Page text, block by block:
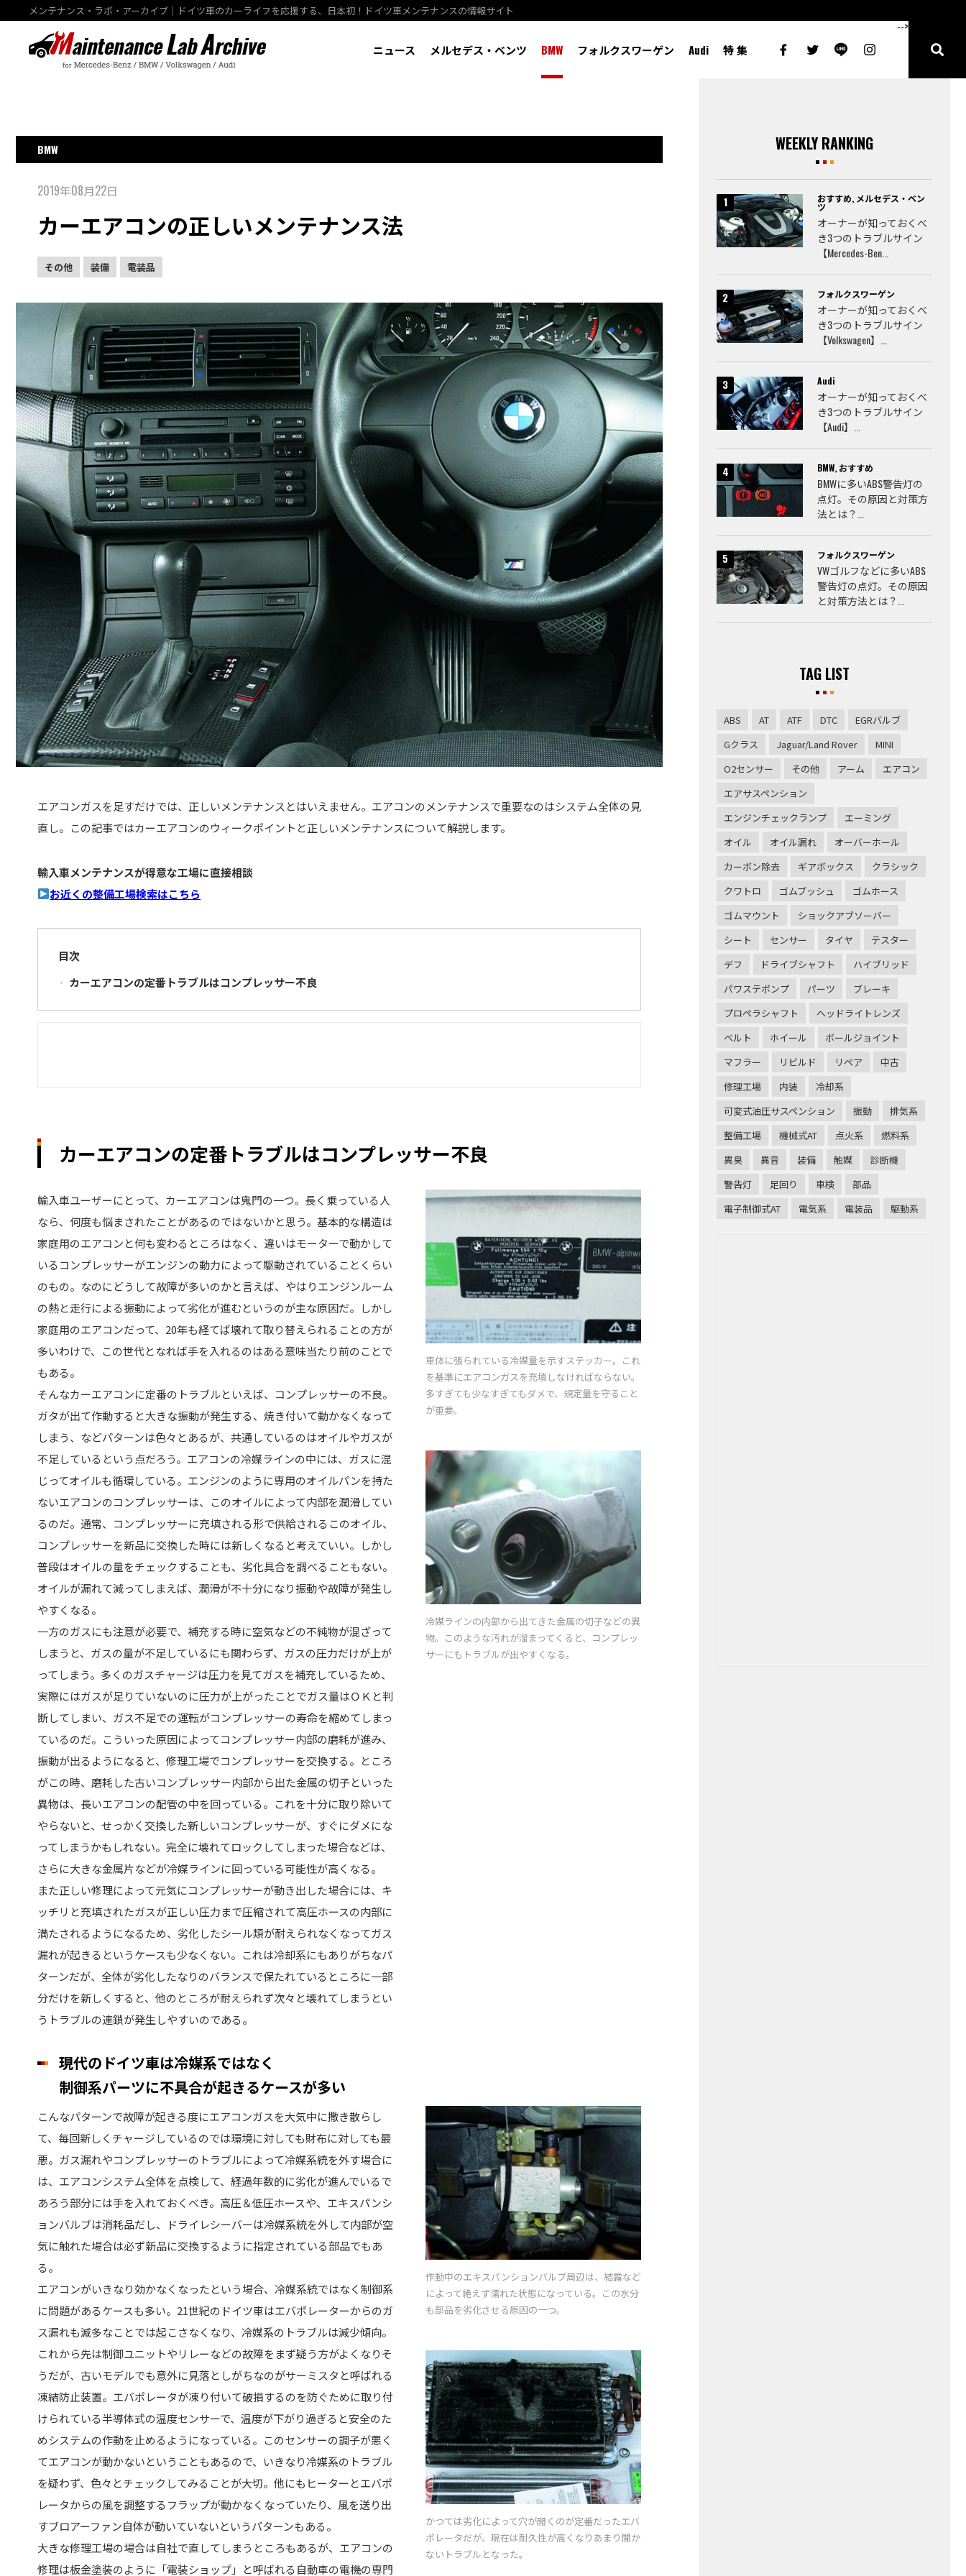
メンテナンス・ラボ・アーカイブ｜ドイツ車のカーライフを応援する、日本初！ドイツ車メンテナンスの情報サイト
ニュース メルセデス・ベンツ BMW フォルクスワーゲン Audi 特 集
-->
BMW
2019年08月22日
カーエアコンの正しいメンテナンス法
その他 装備 電装品
エアコンガスを足すだけでは、正しいメンテナンスとはいえません。エアコンのメンテナンスで重要なのはシステム全体の見
直し。この記事ではカーエアコンのウィークポイントと正しいメンテナンスについて解説します。
輸入車メンテナンスが得意な工場に直接相談
お近くの整備工場検索はこちら
目次
カーエアコンの定番トラブルはコンプレッサー不良
カーエアコンの定番トラブルはコンプレッサー不良
輸入車ユーザーにとって、カーエアコンは鬼門の一つ。長く乗っている人
なら、何度も悩まされたことがあるのではないかと思う。基本的な構造は
家庭用のエアコンと何も変わるところはなく、違いはモーターで動かして
いるコンプレッサーがエンジンの動力によって駆動されていることくらい
のもの。なのにどうして故障が多いのかと言えば、やはりエンジンルーム
の熱と走行による振動によって劣化が進むというのが主な原因だ。しかし
家庭用のエアコンだって、20年も経てば壊れて取り替えられることの方が
多いわけで、この世代となれば手を入れるのはある意味当たり前のことで
もある。
そんなカーエアコンに定番のトラブルといえば、コンプレッサーの不良。
ガタが出て作動すると大きな振動が発生する、焼き付いて動かなくなって
しまう、などパターンは色々とあるが、共通しているのはオイルやガスが
不足しているという点だろう。エアコンの冷媒ラインの中には、ガスに混
じってオイルも循環している。エンジンのように専用のオイルパンを持た
ないエアコンのコンプレッサーは、このオイルによって内部を潤滑してい
るのだ。通常、コンプレッサーに充填される形で供給されるこのオイル、
コンプレッサーを新品に交換した時には新しくなると考えていい。しかし
普段はオイルの量をチェックすることも、劣化具合を調べることもない。
オイルが漏れて減ってしまえば、潤滑が不十分になり振動や故障が発生し
やすくなる。
一方のガスにも注意が必要で、補充する時に空気などの不純物が混ざって
しまうと、ガスの量が不足しているにも関わらず、ガスの圧力だけが上が
ってしまう。多くのガスチャージは圧力を見てガスを補充しているため、
実際にはガスが足りていないのに圧力が上がったことでガス量はＯＫと判
断してしまい、ガス不足での運転がコンプレッサーの寿命を縮めてしまっ
ているのだ。こういった原因によってコンプレッサー内部の磨耗が進み、
振動が出るようになると、修理工場でコンプレッサーを交換する。ところ
がこの時、磨耗した古いコンプレッサー内部から出た金属の切子といった
異物は、長いエアコンの配管の中を回っている。これを十分に取り除いて
やらないと、せっかく交換した新しいコンプレッサーが、すぐにダメにな
ってしまうかもしれない。完全に壊れてロックしてしまった場合などは、
さらに大きな金属片などが冷媒ラインに回っている可能性が高くなる。
また正しい修理によって元気にコンプレッサーが動き出した場合には、キ
ッチリと充填されたガスが正しい圧力まで圧縮されて高圧ホースの内部に
満たされるようになるため、劣化したシール類が耐えられなくなってガス
漏れが起きるというケースも少なくない。これは冷却系にもありがちなパ
ターンだが、全体が劣化したなりのバランスで保たれているところに一部
分だけを新しくすると、他のところが耐えられず次々と壊れてしまうとい
うトラブルの連鎖が発生しやすいのである。
車体に張られている冷媒量を示すステッカー。これ
を基準にエアコンガスを充填しなければならない。
多すぎても少なすぎてもダメで、規定量を守ること
が重要。
冷媒ラインの内部から出てきた金属の切子などの異
物。このような汚れが溜まってくると、コンプレッ
サーにもトラブルが出やすくなる。
現代のドイツ車は冷媒系ではなく
制御系パーツに不具合が起きるケースが多い
こんなパターンで故障が起きる度にエアコンガスを大気中に撒き散らし
て、毎回新しくチャージしているのでは環境に対しても財布に対しても最
悪。ガス漏れやコンプレッサーのトラブルによって冷媒系統を外す場合に
は、エアコンシステム全体を点検して、経過年数的に劣化が進んでいるで
あろう部分には手を入れておくべき。高圧＆低圧ホースや、エキスパンシ
ョンバルブは消耗品だし、ドライレシーバーは冷媒系統を外して内部が空
気に触れた場合は必ず新品に交換するように指定されている部品でもあ
る。
エアコンがいきなり効かなくなったという場合、冷媒系統ではなく制御系
に問題があるケースも多い。21世紀のドイツ車はエバポレーターからのガ
ス漏れも滅多なことでは起こさなくなり、冷媒系のトラブルは減少傾向。
これから先は制御ユニットやリレーなどの故障をまず疑う方がよくなりそ
うだが、古いモデルでも意外に見落としがちなのがサーミスタと呼ばれる
凍結防止装置。エバポレータが凍り付いて破損するのを防ぐために取り付
けられている半導体式の温度センサーで、温度が下がり過ぎると安全のた
めシステムの作動を止めるようになっている。このセンサーの調子が悪く
てエアコンが動かないということもあるので、いきなり冷媒系のトラブル
を疑わず、色々とチェックしてみることが大切。他にもヒーターとエバポ
レータからの風を調整するフラップが動かなくなっていたり、風を送り出
すブロアーファン自体が動いていないというパターンもある。
大きな修理工場の場合は自社で直してしまうところもあるが、エアコンの
修理は板金塗装のように「電装ショップ」と呼ばれる自動車の電機の専門
作動中のエキスパンションバルブ周辺は、結露など
によって絶えず濡れた状態になっている。この水分
も部品を劣化させる原因の一つ。
かつては劣化によって穴が開くのが定番だったエバ
ポレータだが、現在は耐久性が高くなりあまり聞か
ないトラブルとなった。
WEEKLY RANKING
おすすめ, メルセデス・ベン
ツ
オーナーが知っておくべ
き3つのトラブルサイン
【Mercedes-Ben...
フォルクスワーゲン
オーナーが知っておくべ
き3つのトラブルサイン
【Volkswagen】...
Audi
オーナーが知っておくべ
き3つのトラブルサイン
【Audi】...
BMW, おすすめ
BMWに多いABS警告灯の
点灯。その原因と対策方
法とは？...
フォルクスワーゲン
VWゴルフなどに多いABS
警告灯の点灯。その原因
と対策方法とは？...
TAG LIST
ABS AT ATF DTC
EGRバルブ
Gクラス
Jaguar/Land Rover
MINI
O2センサー
その他 アーム
エアコン
エアサスペンション
エンジンチェックランプ
エーミング
オイル
オイル漏れ
オーバーホール
カーボン除去
ギアボックス
クラシック
クワトロ
ゴムブッシュ
ゴムホース
ゴムマウント
ショックアブソーバー
シート
センサー タイヤ
テスター
デフ
ドライブシャフト
ハイブリッド
パワステポンプ
パーツ
ブレーキ
プロペラシャフト
ヘッドライトレンズ
ベルト
ホイール
ボールジョイント
マフラー
リビルド リペア
中古
修理工場
内装
冷却系
可変式油圧サスペンション
振動
排気系
整備工場
機械式AT 点火系
燃料系
異臭
異音 装備 触媒
診断機
警告灯
足回り 車検
部品
電子制御式AT
電気系 電装品 駆動系